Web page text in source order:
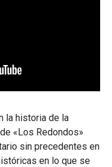
la historia de la
«Los Redondos»
sin precedentes en
en lo que se